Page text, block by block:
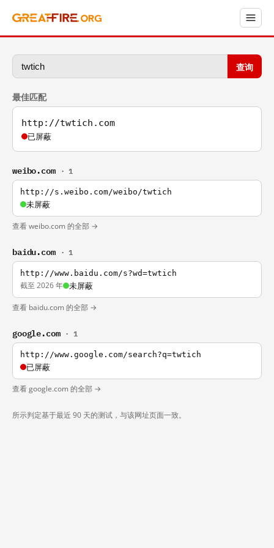
查询
最佳匹配
http://twtich.com
已屏蔽
weibo.com · 1
http://s.weibo.com/weibo/twtich
未屏蔽
查看 weibo.com 的全部 →
baidu.com · 1
http://www.baidu.com/s?wd=twtich
截至 2026 年 未屏蔽
查看 baidu.com 的全部 →
google.com · 1
http://www.google.com/search?q=twtich
已屏蔽
查看 google.com 的全部 →
所示判定基于最近 90 天的测试，与该网址页面一致。